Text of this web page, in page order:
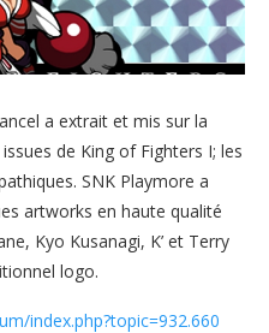
a extrait et mis sur la
de King of Fighters I; les
SNK Playmore a
artworks en haute qualité
Kyo Kusanagi, K’ et Terry
logo.
index.php?topic=932.660